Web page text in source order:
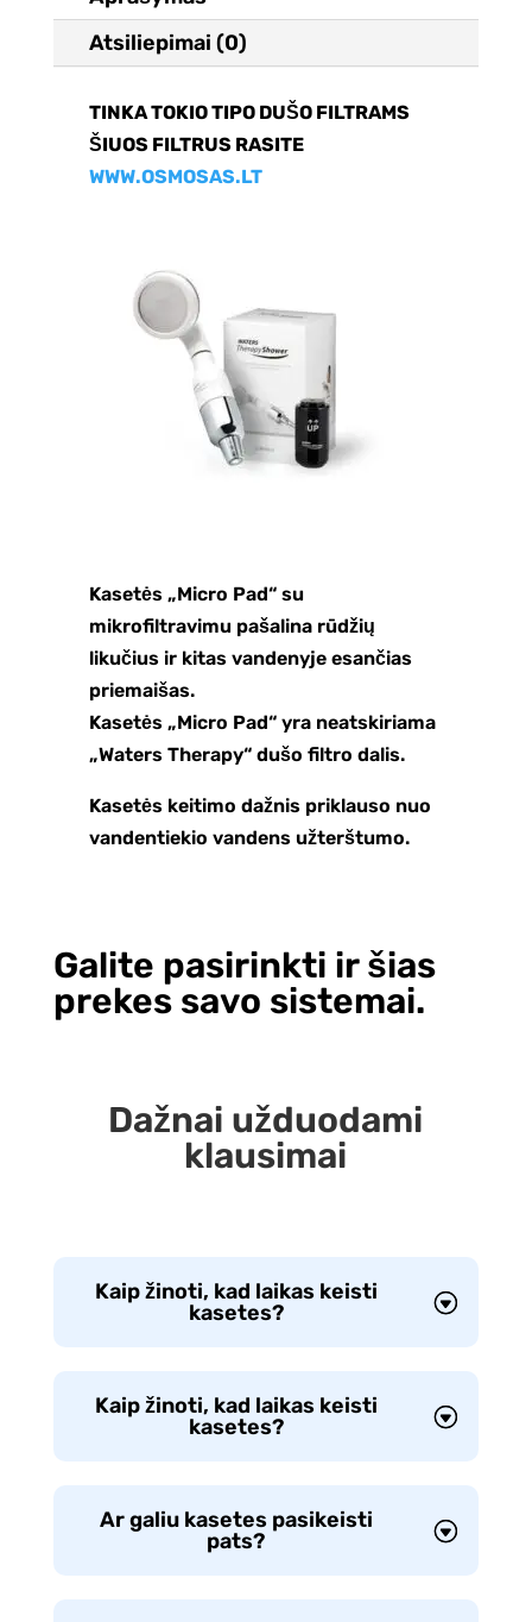
Atsiliepimai (0)
TINKA TOKIO TIPO DUŠO FILTRAMS
ŠIUOS FILTRUS RASITE
WWW.OSMOSAS.LT
Kasetės „Micro Pad“ su
mikrofiltravimu pašalina rūdžių
likučius ir kitas vandenyje esančias
priemaišas.
Kasetės „Micro Pad“ yra neatskiriama
„Waters Therapy“ dušo filtro dalis.
Kasetės keitimo dažnis priklauso nuo
vandentiekio vandens užterštumo.
Galite pasirinkti ir šias
prekes savo sistemai.
Dažnai užduodami
klausimai
Kaip žinoti, kad laikas keisti
kasetes?
Kaip žinoti, kad laikas keisti
kasetes?
Ar galiu kasetes pasikeisti
pats?